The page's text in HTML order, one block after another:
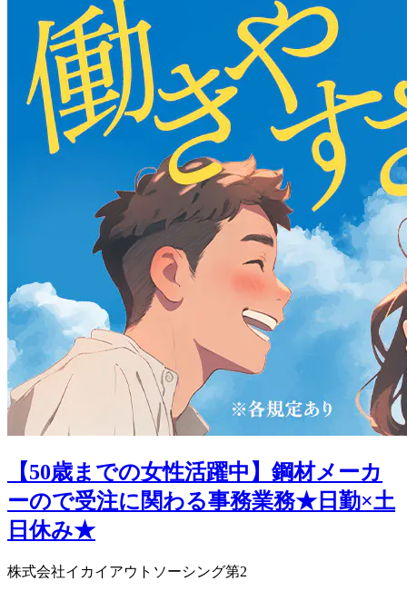
【50歳までの女性活躍中】鋼材メーカ
ーので受注に関わる事務業務★日勤×土
日休み★
株式会社イカイアウトソーシング第2